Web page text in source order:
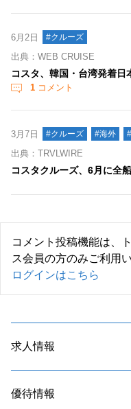
6月2日 #クルーズ
出典：WEB CRUISE
コスタ、韓国・台湾発着日
1 コメント
3月7日 #クルーズ #海外
出典：TRVLWIRE
コスタクルーズ、6月に全
コメント投稿機能は、
ス会員の方のみご利用
ログインはこちら
求人情報
優待情報